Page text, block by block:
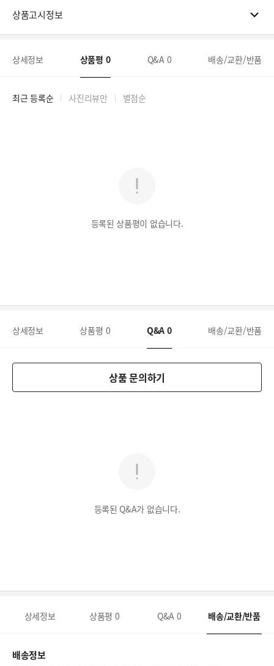
상품고시정보
상세정보 상품평 0 Q&A 0 배송/교환/반품
최근 등록순 사진리뷰만 별점순
등록된 상품평이 없습니다.
상세정보 상품평 0 Q&A 0 배송/교환/반품
상품 문의하기
등록된 Q&A가 없습니다.
상세정보 상품평 0 Q&A 0 배송/교환/반품
배송정보